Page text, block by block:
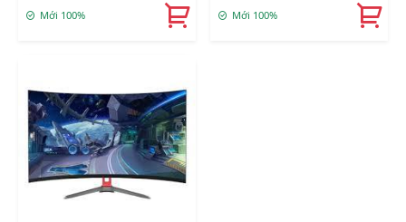
Mới 100% Mới 100%